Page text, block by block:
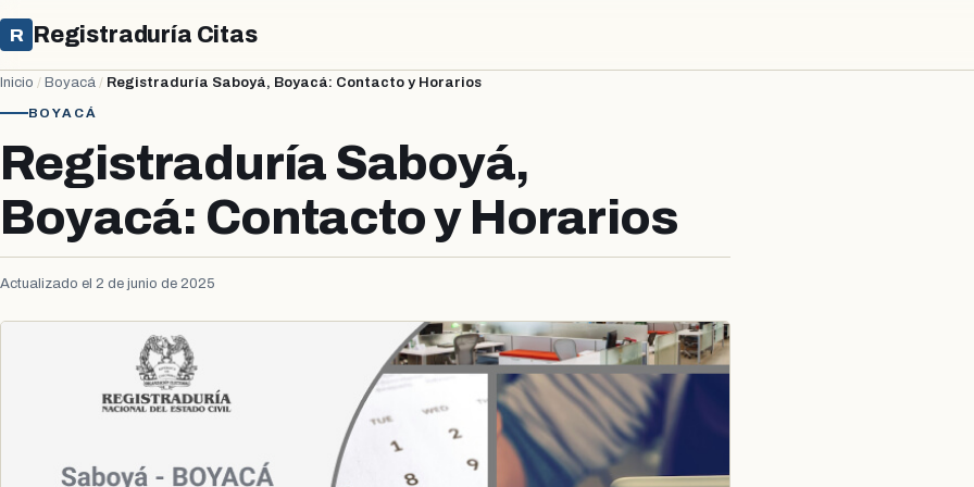
R Registraduría Citas
Inicio / Boyacá / Registraduría Saboyá, Boyacá: Contacto y Horarios
BOYACÁ
Registraduría Saboyá,
Boyacá: Contacto y Horarios
Actualizado el 2 de junio de 2025